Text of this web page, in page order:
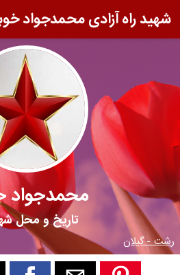
شهید راه آزادی محمدجواد
محمدجواد
تاریخ و محل
رشت - گیلان